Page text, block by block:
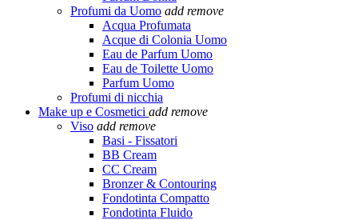
Profumi da Uomo add remove
Acqua Profumata
Acque di Colonia Uomo
Eau de Parfum Uomo
Eau de Toilette Uomo
Parfum Uomo
Profumi di nicchia
Make up e Cosmetici add remove
Viso add remove
Basi - Fissatori
BB Cream
CC Cream
Bronzer & Contouring
Fondotinta Compatto
Fondotinta Fluido